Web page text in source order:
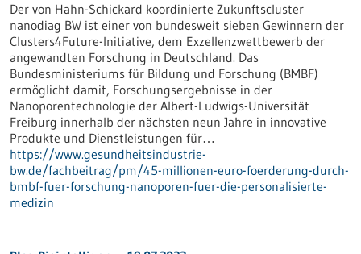
Der von Hahn-Schickard koordinierte Zukunftscluster
nanodiag BW ist einer von bundesweit sieben Gewinnern der
Clusters4Future-Initiative, dem Exzellenzwettbewerb der
angewandten Forschung in Deutschland. Das
Bundesministeriums für Bildung und Forschung (BMBF)
ermöglicht damit, Forschungsergebnisse in der
Nanoporentechnologie der Albert-Ludwigs-Universität
Freiburg innerhalb der nächsten neun Jahre in innovative
Produkte und Dienstleistungen für…
https://www.gesundheitsindustrie-
bw.de/fachbeitrag/pm/45-millionen-euro-foerderung-durch-
bmbf-fuer-forschung-nanoporen-fuer-die-personalisierte-
medizin